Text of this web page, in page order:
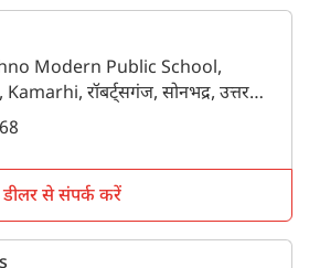
Modern Public School,
रॉबर्ट्सगंज, सोनभद्र, उत्तर
डीलर से संपर्क करें